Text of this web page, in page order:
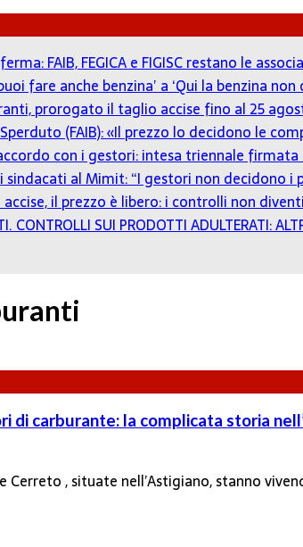
FAIB, FEGICA e FIGISC restano le
fare anche benzina’ a ‘Qui la benzina
prorogato il taglio accise fino al 25
(FAIB): «Il prezzo lo decidono le
con i gestori: intesa triennale firmata
sindacati al Mimit: “I gestori non decidono i
il prezzo è libero: i controlli non
CONTROLLI SUI PRODOTTI ADULTERATI:
di carburante: la complicata storia
Cerreto , situate nell’Astigiano, stanno